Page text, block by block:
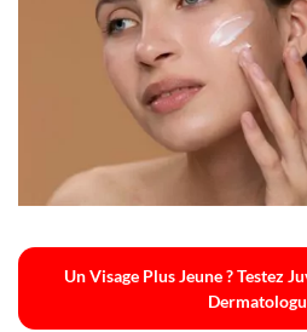
Un Visage Plus Jeune ? Testez